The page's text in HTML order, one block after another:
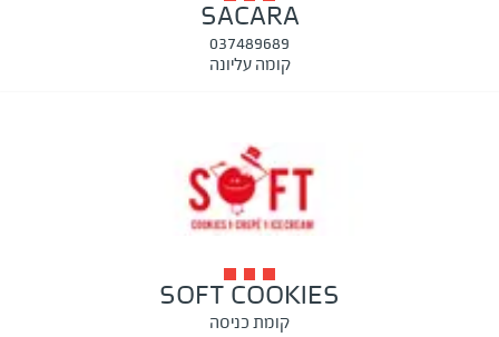
SACARA
037489689
קומה עליונה
SOFT COOKIES
קומת כניסה